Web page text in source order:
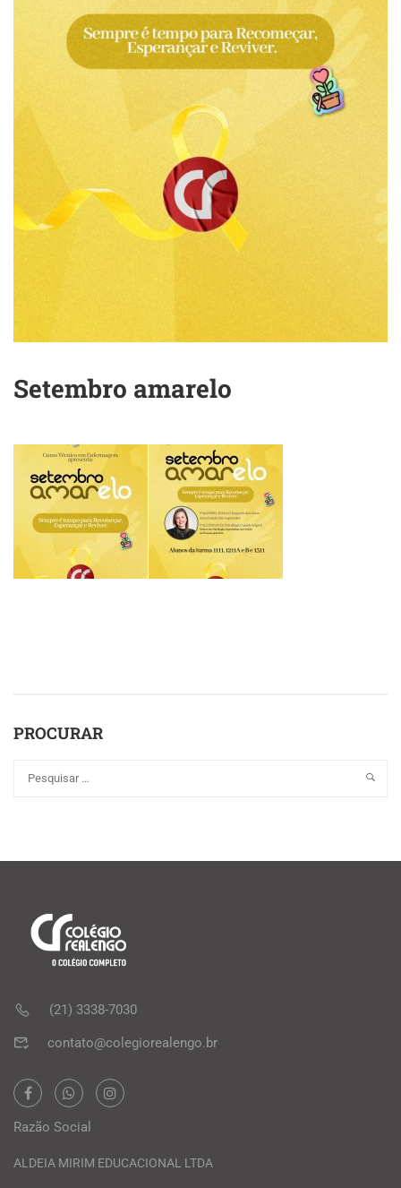
Setembro amarelo
PROCURAR
(21) 3338-7030
contato@colegiorealengo.br
Razão Social
ALDEIA MIRIM EDUCACIONAL LTDA